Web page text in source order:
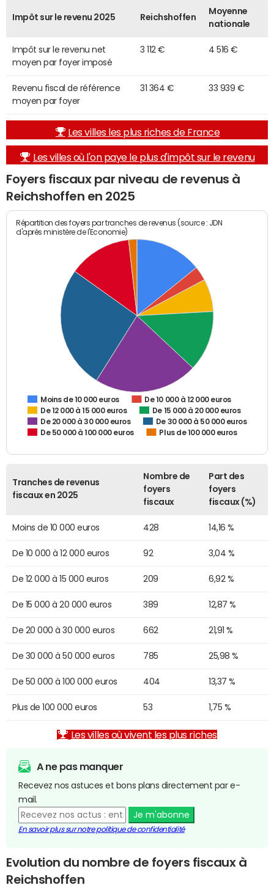
Impôt sur le revenu 2025 Reichshoffen
Moyenne
nationale
Impôt sur le revenu net
moyen par foyer imposé
3 112 € 4 516 €
Revenu fiscal de référence
moyen par foyer
31 364 € 33 939 €
Les villes les plus riches de France
Les villes où l'on paye le plus d'impôt sur le revenu
Foyers fiscaux par niveau de revenus à
Reichshoffen en 2025
Répartition des foyers par tranches de revenus (source : JDN
d'après ministère de l'Economie)
Moins de 10 000 euros
De 10 000 à 12 000 euros
De 12 000 à 15 000 euros
De 15 000 à 20 000 euros
De 20 000 à 30 000 euros
De 30 000 à 50 000 euros
De 50 000 à 100 000 euros
Plus de 100 000 euros
Tranches de revenus
fiscaux en 2025
Nombre de
foyers
fiscaux
Part des
foyers
fiscaux (%)
Moins de 10 000 euros 428 14,16 %
De 10 000 à 12 000 euros 92 3,04 %
De 12 000 à 15 000 euros 209 6,92 %
De 15 000 à 20 000 euros 389 12,87 %
De 20 000 à 30 000 euros 662 21,91 %
De 30 000 à 50 000 euros 785 25,98 %
De 50 000 à 100 000 euros 404 13,37 %
Plus de 100 000 euros 53 1,75 %
Les villes où vivent les plus riches
A ne pas manquer
Recevez nos astuces et bons plans directement par e-
mail.
Je m'abonne
En savoir plus sur notre politique de confidentialité
Evolution du nombre de foyers fiscaux à
Reichshoffen